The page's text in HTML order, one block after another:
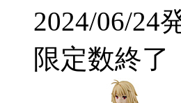
2024/06/24
限定数終了